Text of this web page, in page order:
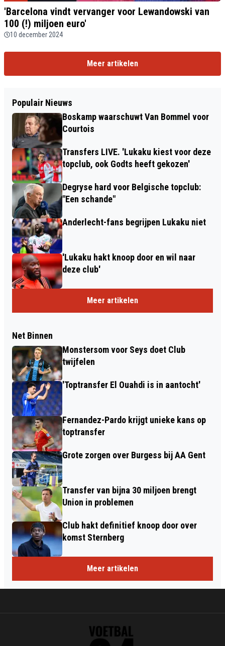
'Barcelona vindt vervanger voor Lewandowski van
100 (!) miljoen euro'
10 december 2024
Meer artikelen
Populair Nieuws
Boskamp waarschuwt Van Bommel voor
Courtois
Transfers LIVE. 'Lukaku kiest voor deze
topclub, ook Godts heeft gekozen'
Degryse hard voor Belgische topclub:
"Een schande"
Anderlecht-fans begrijpen Lukaku niet
'Lukaku hakt knoop door en wil naar
deze club'
Meer artikelen
Net Binnen
Monstersom voor Seys doet Club
twijfelen
'Toptransfer El Ouahdi is in aantocht'
Fernandez-Pardo krijgt unieke kans op
toptransfer
Grote zorgen over Burgess bij AA Gent
Transfer van bijna 30 miljoen brengt
Union in problemen
Club hakt definitief knoop door over
komst Sternberg
Meer artikelen